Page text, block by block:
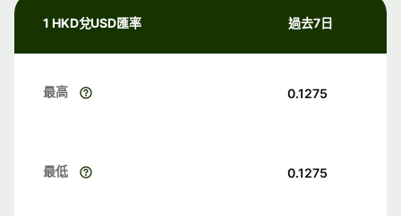
1 HKD兌USD匯率 過去7日
最高 0.1275
最低 0.1275